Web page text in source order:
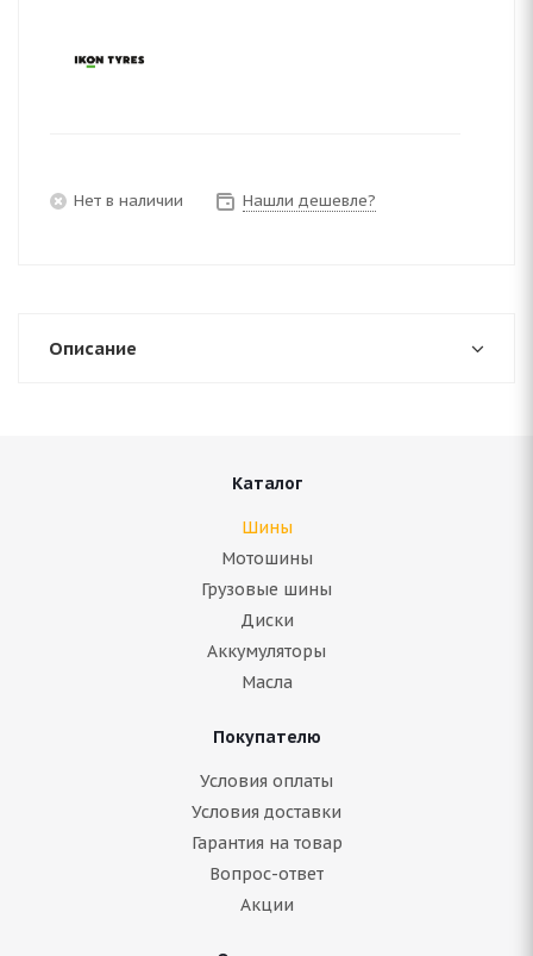
Нет в наличии Нашли дешевле?
Описание
Каталог
Шины
Мотошины
Грузовые шины
Диски
Аккумуляторы
Масла
Покупателю
Условия оплаты
Условия доставки
Гарантия на товар
Вопрос-ответ
Акции